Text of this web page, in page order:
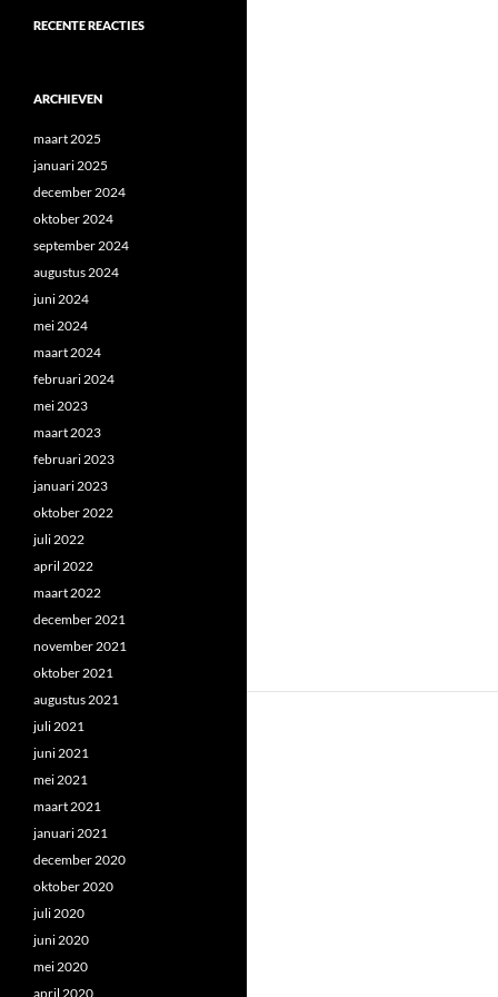
RECENTE REACTIES
ARCHIEVEN
maart 2025
januari 2025
december 2024
oktober 2024
september 2024
augustus 2024
juni 2024
mei 2024
maart 2024
februari 2024
mei 2023
maart 2023
februari 2023
januari 2023
oktober 2022
juli 2022
april 2022
maart 2022
december 2021
november 2021
oktober 2021
augustus 2021
juli 2021
juni 2021
mei 2021
maart 2021
januari 2021
december 2020
oktober 2020
juli 2020
juni 2020
mei 2020
april 2020